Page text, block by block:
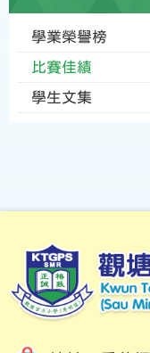
學業榮譽榜
比賽佳績
學生文集